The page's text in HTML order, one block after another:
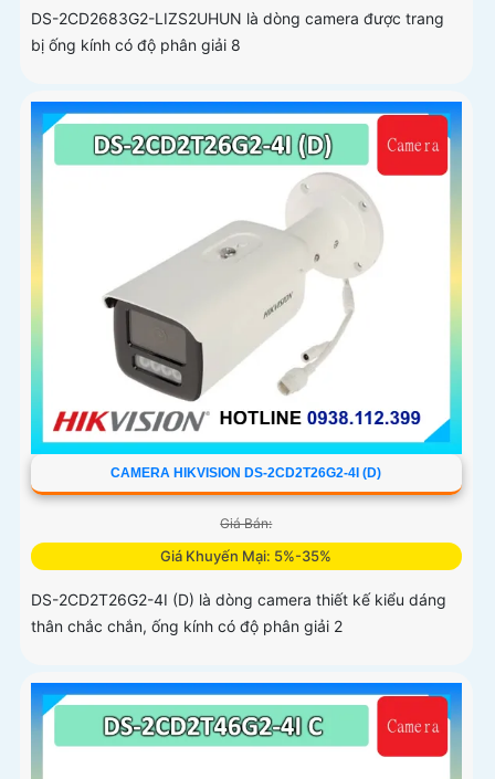
DS-2CD2683G2-LIZS2UHUN là dòng camera được trang
bị ống kính có độ phân giải 8
CAMERA HIKVISION DS-2CD2T26G2-4I (D)
Giá Bán:
Giá Khuyến Mại: 5%-35%
DS-2CD2T26G2-4I (D) là dòng camera thiết kế kiểu dáng
thân chắc chắn, ống kính có độ phân giải 2